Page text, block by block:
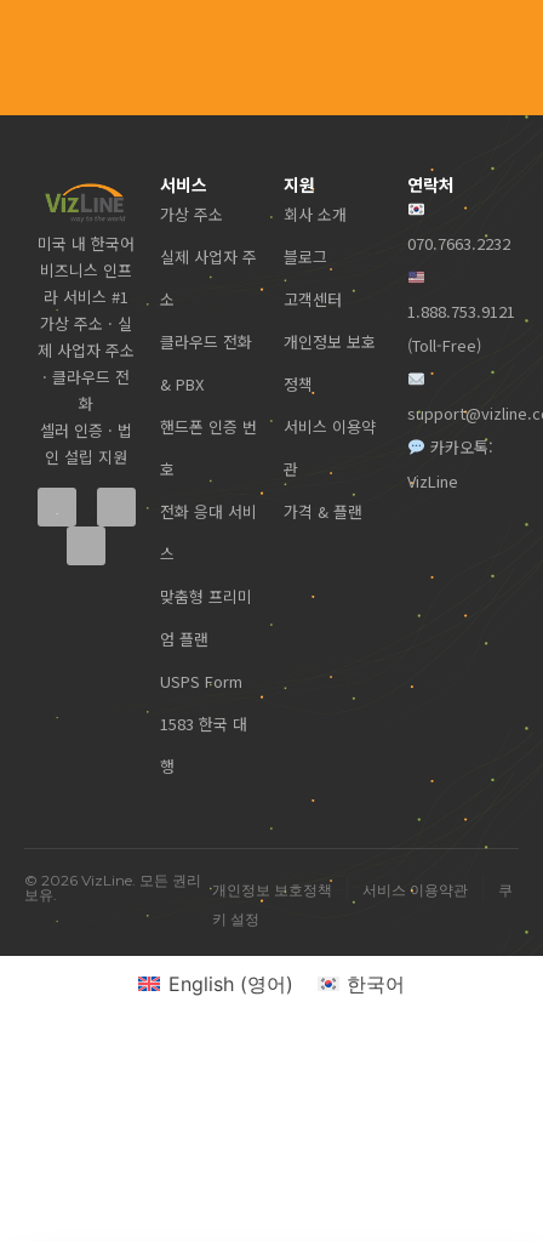
미국 내 한국어
비즈니스 인프
라 서비스 #1
가상 주소 · 실
제 사업자 주소
· 클라우드 전
화
셀러 인증 · 법
인 설립 지원
서비스
가상 주소
실제 사업자 주
소
클라우드 전화
& PBX
핸드폰 인증 번
호
전화 응대 서비
스
맞춤형 프리미
엄 플랜
USPS Form
1583 한국 대
행
지원
회사 소개
블로그
고객센터
개인정보 보호
정책
서비스 이용약
관
가격 & 플랜
연락처
070.7663.2232
1.888.753.9121
(Toll-Free)
카카오톡:
VizLine
© 2026 VizLine. 모든 권리
보유.
개인정보 보호정책 서비스 이용약관
쿠
키 설정
English(영어) 한국어